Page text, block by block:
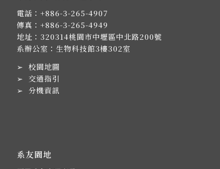
電話： +886-3-265-4907
傳真：+886-3-265-4949
地址： 320314桃園市中壢區中北路200號
系辦公室：生物科技館3樓302室
➢ 校園地圖
➢ 交通指引
➢ 分機資訊
系友園地